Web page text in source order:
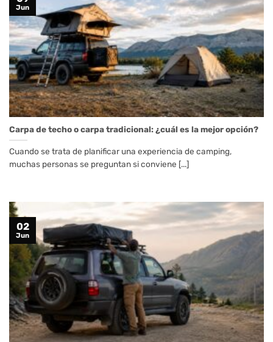
Carpa de techo o carpa tradicional: ¿cuál es la mejor opción?
Cuando se trata de planificar una experiencia de camping,
muchas personas se preguntan si conviene [...]
Jun
02
Jun